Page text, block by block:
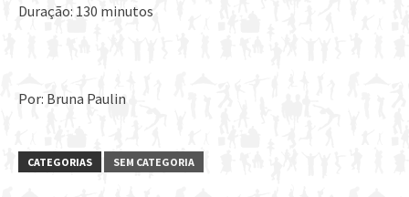
Duração: 130 minutos
Por: Bruna Paulin
CATEGORIAS SEM CATEGORIA